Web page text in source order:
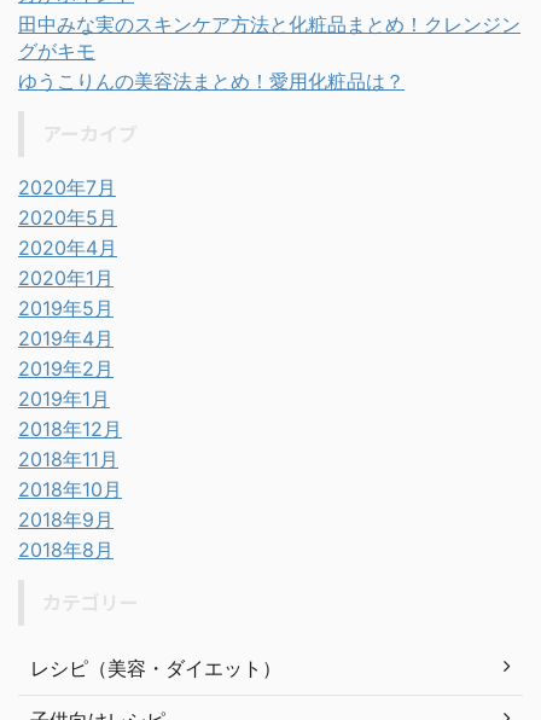
田中みな実のスキンケア方法と化粧品まとめ！クレンジン
グがキモ
ゆうこりんの美容法まとめ！愛用化粧品は？
2020年7月
2020年5月
2020年4月
2020年1月
2019年5月
2019年4月
2019年2月
2019年1月
2018年12月
2018年11月
2018年10月
2018年9月
2018年8月
レシピ（美容・ダイエット）